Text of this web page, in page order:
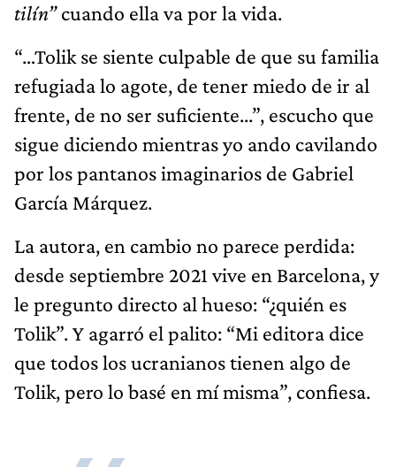
tilín”cuando ella va por la vida.
“…Tolik se siente culpable de que su familia
refugiada lo agote, de tener miedo de ir al
frente, de no ser suficiente...”, escucho que
sigue diciendo mientras yo ando cavilando
por los pantanos imaginarios de Gabriel
García Márquez.
La autora, en cambio no parece perdida:
desde septiembre 2021 vive en Barcelona, y
le pregunto directo al hueso: “¿quién es
Tolik”. Y agarró el palito: “Mi editora dice
que todos los ucranianos tienen algo de
Tolik, pero lo basé en mí misma”, confiesa.